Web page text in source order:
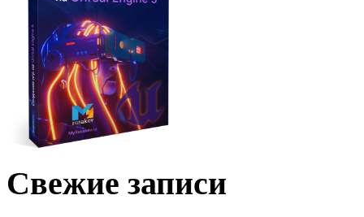
Свежие записи